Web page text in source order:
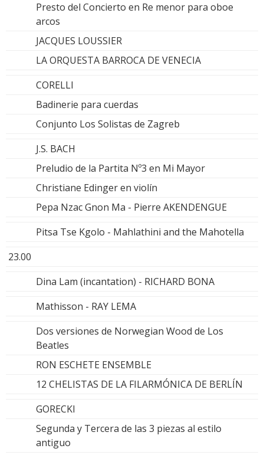
Presto del Concierto en Re menor para oboe
arcos
JACQUES LOUSSIER
LA ORQUESTA BARROCA DE VENECIA
CORELLI
Badinerie para cuerdas
Conjunto Los Solistas de Zagreb
J.S. BACH
Preludio de la Partita Nº3 en Mi Mayor
Christiane Edinger en violín
Pepa Nzac Gnon Ma - Pierre AKENDENGUE
Pitsa Tse Kgolo - Mahlathini and the Mahotella
23.00
Dina Lam (incantation) - RICHARD BONA
Mathisson - RAY LEMA
Dos versiones de Norwegian Wood de Los
Beatles
RON ESCHETE ENSEMBLE
12 CHELISTAS DE LA FILARMÓNICA DE BERLÍN
GORECKI
Segunda y Tercera de las 3 piezas al estilo
antiguo